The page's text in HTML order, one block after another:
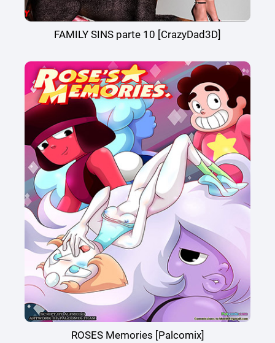
FAMILY SINS parte 10 [CrazyDad3D]
ROSES Memories [Palcomix]